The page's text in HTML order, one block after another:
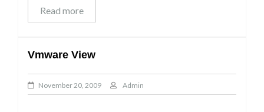
Read more
Vmware View
November 20, 2009 Admin